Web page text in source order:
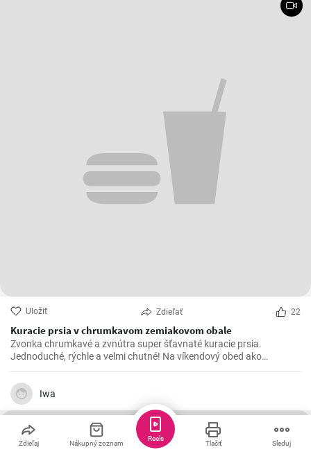
Uložiť Zdieľať 22
Kuracie prsia v chrumkavom zemiakovom obale
Zvonka chrumkavé a zvnútra super šťavnaté kuracie prsia.
Jednoduché, rýchle a velmi chutné! Na víkendový obed ako
stvorené 😍
Iwa
Zdieľaj Nákupný zoznam Tlačiť Sleduj
Reels